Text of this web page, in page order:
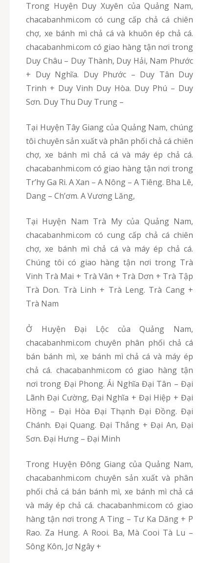
Trong Huyện Duy Xuyên của Quảng Nam,
chacabanhmi.com có cung cấp chả cá chiên
chợ, xe bánh mì chả cá và khuôn ép chả cá.
chacabanhmi.com có giao hàng tận nơi trong
Duy Châu – Duy Thành, Duy Hải, Nam Phước
+ Duy Nghĩa. Duy Phước – Duy Tân Duy
Trinh + Duy Vinh Duy Hòa. Duy Phú – Duy
Sơn. Duy Thu Duy Trung –
Tại Huyện Tây Giang của Quảng Nam, chúng
tôi chuyên sản xuất và phân phối chả cá chiên
chợ, xe bánh mì chả cá và máy ép chả cá.
chacabanhmi.com có giao hàng tận nơi trong
Tr’hy Ga Ri. A Xan – A Nông – A Tiêng. Bha Lê,
Dang – Ch’ơm. A Vương Lăng,
Tại Huyện Nam Trà My của Quảng Nam,
chacabanhmi.com có cung cấp chả cá chiên
chợ, xe bánh mì chả cá và máy ép chả cá.
Chúng tôi có giao hàng tận nơi trong Trà
Vinh Trà Mai + Trà Vân + Trà Dơn + Trà Tập
Trà Don. Trà Linh + Trà Leng. Trà Cang +
Trà Nam
Ở Huyện Đại Lộc của Quảng Nam,
chacabanhmi.com chuyên phân phối chả cá
bán bánh mì, xe bánh mì chả cá và máy ép
chả cá. chacabanhmi.com có giao hàng tận
nơi trong Đại Phong. Ái Nghĩa Đại Tân – Đại
Lãnh Đại Cường, Đại Nghĩa + Đại Hiệp + Đại
Hồng – Đại Hòa Đại Thạnh Đại Đồng. Đại
Chánh. Đại Quang. Đại Thắng + Đại An, Đại
Sơn. Đại Hưng – Đại Minh
Trong Huyện Đông Giang của Quảng Nam,
chacabanhmi.com chuyên sản xuất và phân
phối chả cá bán bánh mì, xe bánh mì chả cá
và máy ép chả cá. chacabanhmi.com có giao
hàng tận nơi trong A Ting – Tư Ka Dăng + P
Rao. Za Hung. A Rooi. Ba, Mà Cooi Tà Lu –
Sông Kôn, Jơ Ngây +